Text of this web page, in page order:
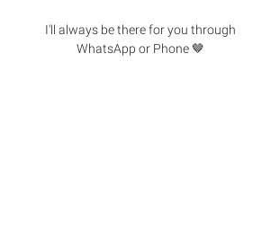
I'll always be there for you through
WhatsApp or Phone 🤎